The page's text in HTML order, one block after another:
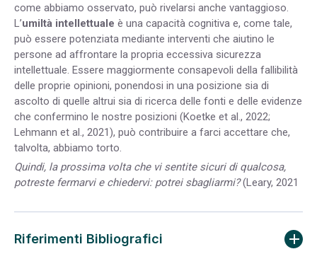
come abbiamo osservato, può rivelarsi anche vantaggioso.
L’umiltà intellettuale è una capacità cognitiva e, come tale,
può essere potenziata mediante interventi che aiutino le
persone ad affrontare la propria eccessiva sicurezza
intellettuale. Essere maggiormente consapevoli della fallibilità
delle proprie opinioni, ponendosi in una posizione sia di
ascolto di quelle altrui sia di ricerca delle fonti e delle evidenze
che confermino le nostre posizioni (Koetke et al., 2022;
Lehmann et al., 2021), può contribuire a farci accettare che,
talvolta, abbiamo torto.
Quindi, la prossima volta che vi sentite sicuri di qualcosa,
potreste fermarvi e chiedervi: potrei sbagliarmi?(Leary, 2021
Riferimenti Bibliografici